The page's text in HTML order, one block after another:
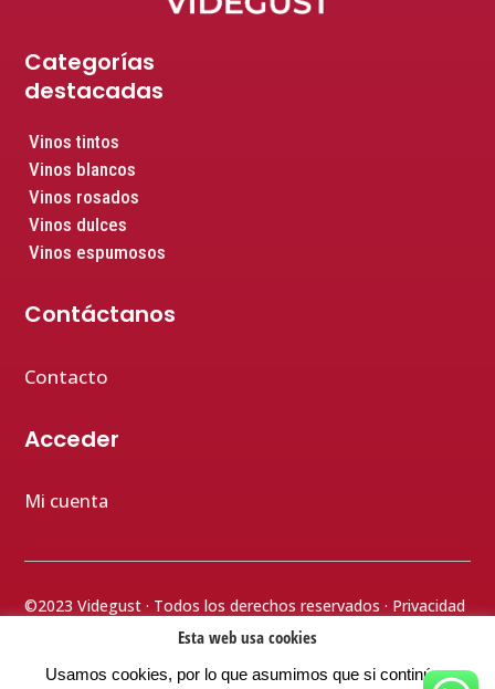
Categorías
destacadas
Vinos tintos
Vinos blancos
Vinos rosados
Vinos dulces
Vinos espumosos
Contáctanos
Contacto
Acceder
Mi cuenta
©2023 Videgust · Todos los derechos reservados · Privacidad
· Cookies· Terminos y condiciones
Esta web usa cookies
Usamos cookies, por lo que asumimos que si continúas